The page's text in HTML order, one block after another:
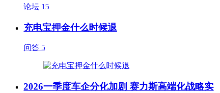
论坛 15
充电宝押金什么时候退
问答 5
2026一季度车企分化加剧 赛力斯高端化战略实